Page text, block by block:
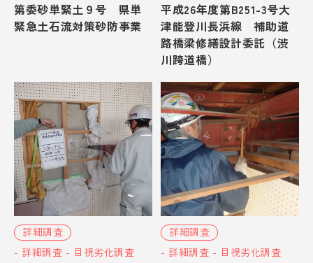
第委砂単緊土９号 県単
緊急土石流対策砂防事業
平成26年度第B251-3号大
津能登川長浜線 補助道
路橋梁修繕設計委託（渋
川跨道橋）
詳細調査
- 詳細調査 - 目視劣化調査
詳細調査
- 詳細調査 - 目視劣化調査